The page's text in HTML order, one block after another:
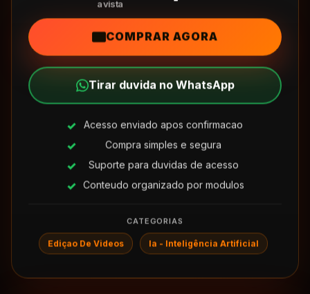
COMPRAR AGORA
Tirar duvida no WhatsApp
Acesso enviado apos confirmacao
Compra simples e segura
Suporte para duvidas de acesso
Conteudo organizado por modulos
CATEGORIAS
Ediçao De Videos Ia - Inteligência Artificial